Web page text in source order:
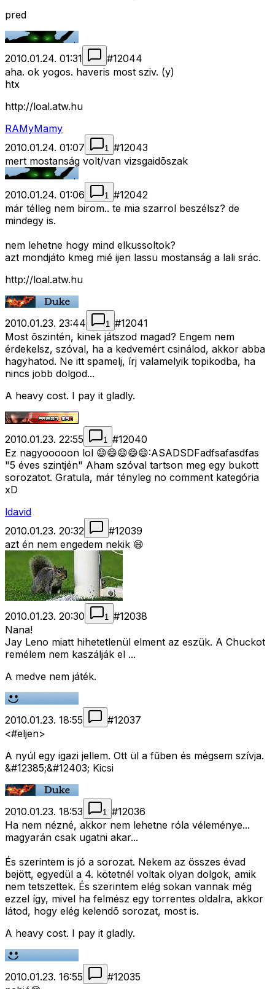
pred
2010.01.24. 01:31 #12044
aha. ok yogos. haveris most sziv. (y)
htx
http://loal.atw.hu
RAMyMamy
2010.01.24. 01:07
1 #12043
mert mostanság volt/van vizsgaidõszak
2010.01.24. 01:06 1 #12042
már télleg nem birom.. te mia szarrol beszélsz? de
mindegy is.
nem lehetne hogy mind elkussoltok?
azt mondjáto kmeg mié ijen lassu mostanság a lali srác.
http://loal.atw.hu
2010.01.23. 23:44 1 #12041
Most õszintén, kinek játszod magad? Engem nem
érdekelsz, szóval, ha a kedvemért csinálod, akkor abba
hagyhatod. Ne itt spamelj, írj valamelyik topikodba, ha
nincs jobb dolgod...
A heavy cost. I pay it gladly.
2010.01.23. 22:55 1 #12040
Ez nagyooooon lol 😄😄😄😄😄:ASADSDFadfsafasdfas
"5 éves szintjén" Aham szóval tartson meg egy bukott
sorozatot. Gratula, már tényleg no comment kategória
xD
ldavid
2010.01.23. 20:32
#12039
azt én nem engedem nekik 😄
2010.01.23. 20:30 1 #12038
Nana!
Jay Leno miatt hihetetlenül elment az eszük. A Chuckot
remélem nem kaszálják el ...
A medve nem játék.
2010.01.23. 18:55 #12037
<#eljen>
A nyúl egy igazi jellem. Ott ül a fűben és mégsem szívja.
&#12385;&#12403; Kicsi
2010.01.23. 18:53 1 #12036
Ha nem nézné, akkor nem lehetne róla véleménye...
magyarán csak ugatni akar...
És szerintem is jó a sorozat. Nekem az összes évad
bejött, egyedül a 4. kötetnél voltak olyan dolgok, amik
nem tetszettek. És szerintem elég sokan vannak még
ezzel így, mivel ha felmész egy torrentes oldalra, akkor
látod, hogy elég kelendõ sorozat, most is.
A heavy cost. I pay it gladly.
2010.01.23. 16:55 #12035